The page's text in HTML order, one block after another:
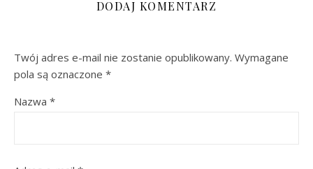
DODAJ KOMENTARZ
Twój adres e-mail nie zostanie opublikowany. Wymagane
pola są oznaczone *
Nazwa *